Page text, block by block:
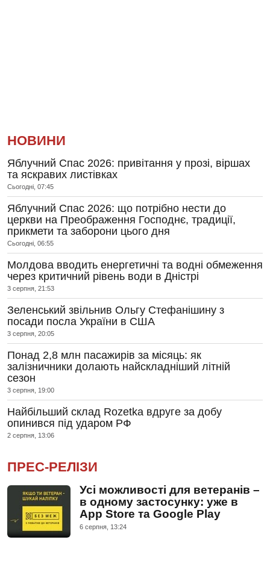
НОВИНИ
Яблучний Спас 2026: привітання у прозі, віршах
та яскравих листівках
Сьогодні, 07:45
Яблучний Спас 2026: що потрібно нести до
церкви на Преображення Господнє, традиції,
прикмети та заборони цього дня
Сьогодні, 06:55
Молдова вводить енергетичні та водні обмеження
через критичний рівень води в Дністрі
3 серпня, 21:53
Зеленський звільнив Ольгу Стефанішину з
посади посла України в США
3 серпня, 20:05
Понад 2,8 млн пасажирів за місяць: як
залізничники долають найскладніший літній
сезон
3 серпня, 19:00
Найбільший склад Rozetka вдруге за добу
опинився під ударом РФ
2 серпня, 13:06
ПРЕС-РЕЛІЗИ
Усі можливості для ветеранів –
в одному застосунку: уже в
App Store та Google Play
6 серпня, 13:24